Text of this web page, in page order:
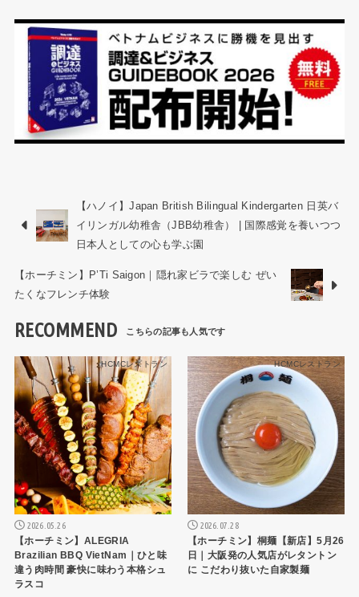
【ハノイ】Japan British Bilingual Kindergarten 日英バ
イリンガル幼稚舎（JBB幼稚舎） | 国際感覚を養いつつ
日本人としての心も学ぶ園
【ホーチミン】P’Ti Saigon｜隠れ家ビラで楽しむ ぜい
たくなフレンチ体験
RECOMMEND
HCMCレストラン
2026.05.26
【ホーチミン】ALEGRIA
Brazilian BBQ VietNam｜ひと味
違う肉時間 豪快に味わう本格シュ
ラスコ
HCMCレストラン
2026.07.28
【ホーチミン】桐麺【新店】5月26
日｜大阪発の人気店がレタントン
に こだわり抜いた自家製麺